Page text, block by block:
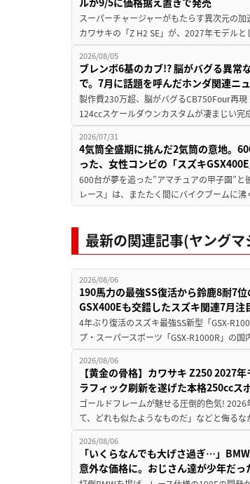
スーパーチャージャーがもたらす異次元の
カワサキの「Z H2 SE」が、2027年モデル
2026/08/05
ブレンボ6基のカブ!? 脳がバグる異常
で。7月に話題を呼んだホンダ関連ニ
製作費230万超、脳がバグるCB750Four再
124ccスケールダウンカスタムが凄まじい
2026/07/31
4気筒全盛期に挑んだ2気筒の意地。
った、女性コンビの「スズキ
600台が夢を追った”アマチュアの甲子園”
レース」は、またたく間にバイクブームに
最新の関連記事(ヤングマ
2026/08/06
190馬力の最強SS復活から鈴鹿8耐7
GSX400Eも交錯したスズキ関連7月注
4年ぶり復活のスズキ最強SS新型「GSX-
プ・スーパースポーツ「GSX-R1000R」の
2026/08/06
【黄金の骨格】カワサキ Z250 2027
ラフィック刷新を遂げた本格250ccス
ゴールドフレームが魅せる圧倒的色気!
て、どれも似たようなものだ」などと侮る
2026/08/06
「いくらなんでも大げさ過ぎ…」
意外な価格に。おじさん達が少年だ